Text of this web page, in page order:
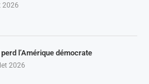
2026
l’Amérique démocrate
2026